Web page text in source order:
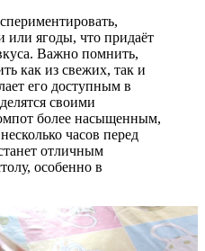
или ягоды, что придаёт
Важно помнить,
как из свежих, так и
его доступным в
своими
более насыщенным,
часов перед
отличным
особенно в